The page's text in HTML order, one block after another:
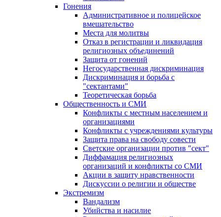
Гонения
Административное и полицейское
вмешательство
Места для молитвы
Отказ в регистрации и ликвидация
религиозных объединений
Защита от гонений
Негосударственная дискриминация
Дискриминация и борьба с
"сектантами"
Теоретическая борьба
Общественность и СМИ
Конфликты с местным населением и
организациями
Конфликты с учреждениями культуры
Защита права на свободу совести
Светские организации против "сект"
Диффамация религиозных
организаций и конфликты со СМИ
Акции в защиту нравственности
Дискуссии о религии и обществе
Экстремизм
Вандализм
Убийства и насилие